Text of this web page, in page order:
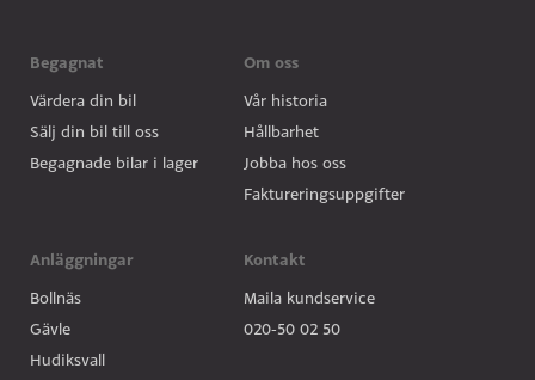
Begagnat
Värdera din bil
Sälj din bil till oss
Begagnade bilar i lager
Anläggningar
Bollnäs
Gävle
Hudiksvall
Om oss
Vår historia
Hållbarhet
Jobba hos oss
Faktureringsuppgifter
Kontakt
Maila kundservice
020-50 02 50